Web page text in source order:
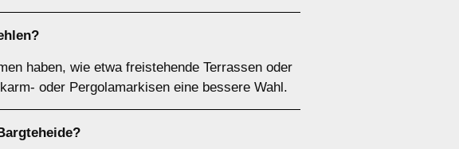
haben, wie etwa freistehende Terrassen oder
oder Pergolamarkisen eine bessere Wahl.